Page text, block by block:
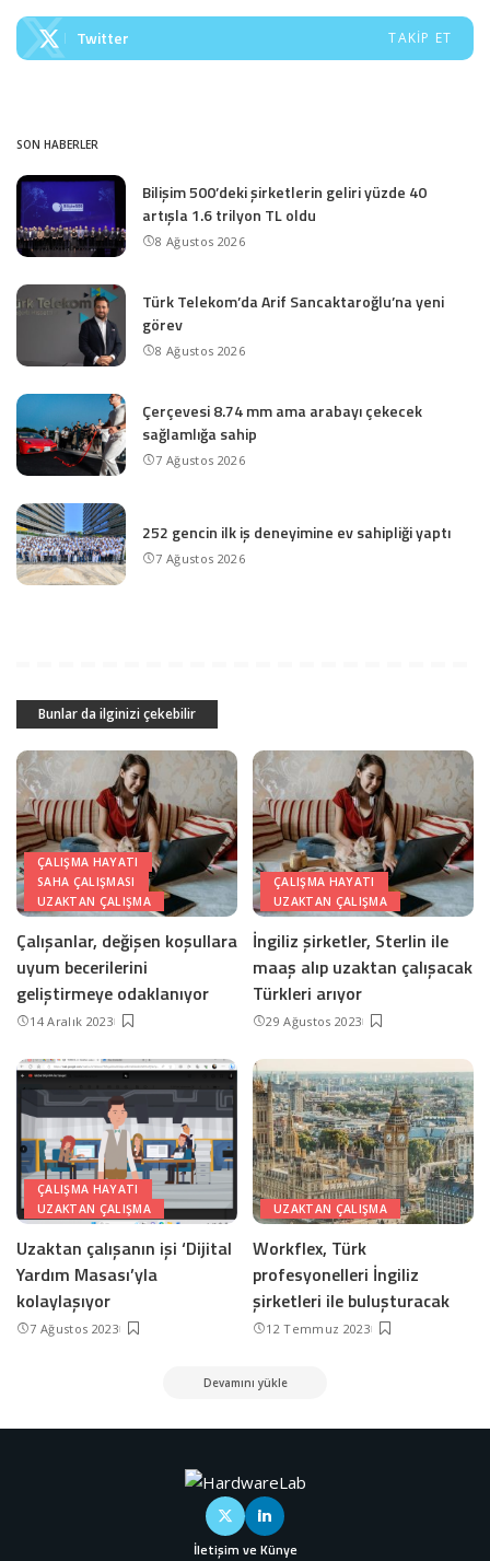
Twitter TAKIP ET
SON HABERLER
Bilişim 500’deki şirketlerin geliri yüzde 40
artışla 1.6 trilyon TL oldu
8 Ağustos 2026
Türk Telekom’da Arif Sancaktaroğlu’na yeni
görev
8 Ağustos 2026
Çerçevesi 8.74 mm ama arabayı çekecek
sağlamlığa sahip
7 Ağustos 2026
252 gencin ilk iş deneyimine ev sahipliği yaptı
7 Ağustos 2026
Bunlar da ilginizi çekebilir
ÇALIŞMA HAYATI
SAHA ÇALIŞMASI
UZAKTAN ÇALIŞMA
Çalışanlar, değişen koşullara
uyum becerilerini
geliştirmeye odaklanıyor
14 Aralık 2023
ÇALIŞMA HAYATI
UZAKTAN ÇALIŞMA
İngiliz şirketler, Sterlin ile
maaş alıp uzaktan çalışacak
Türkleri arıyor
29 Ağustos 2023
ÇALIŞMA HAYATI
UZAKTAN ÇALIŞMA
Uzaktan çalışanın işi ‘Dijital
Yardım Masası’yla
kolaylaşıyor
7 Ağustos 2023
UZAKTAN ÇALIŞMA
Workflex, Türk
profesyonelleri İngiliz
şirketleri ile buluşturacak
12 Temmuz 2023
Devamını yükle
İletişim ve Künye